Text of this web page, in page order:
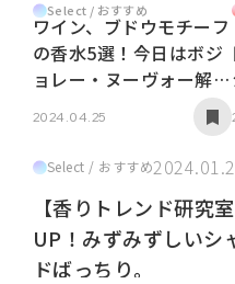
Select / おすすめ
ワイン、ブドウモチーフ
の香水5選！今日はボジ
ョレー・ヌーヴォー解禁
2024.04.25
Select / おすすめ
【香りトレンド研究
UP！みずみずしいシ
ドばっちり。